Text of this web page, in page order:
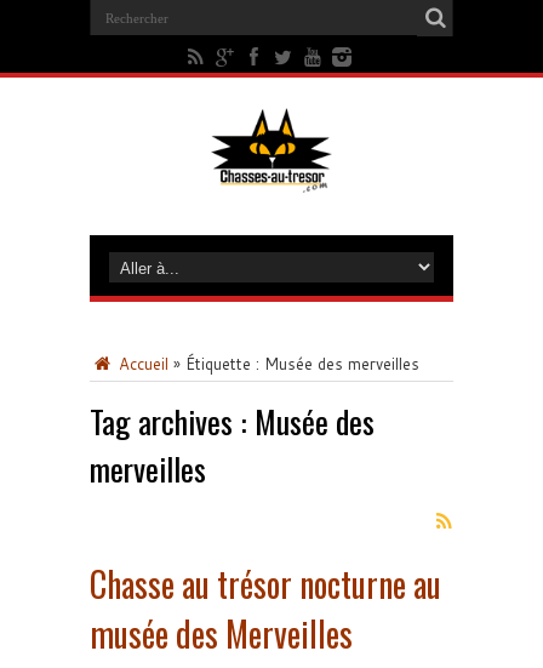
Accueil » Étiquette : Musée des merveilles
Tag archives : Musée des
merveilles
Chasse au trésor nocturne au
musée des Merveilles